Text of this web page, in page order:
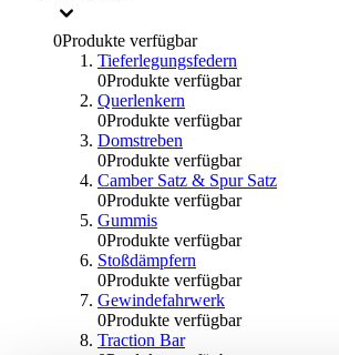
0Produkte verfügbar
Tieferlegungsfedern
0Produkte verfügbar
Querlenkern
0Produkte verfügbar
Domstreben
0Produkte verfügbar
Camber Satz & Spur Satz
0Produkte verfügbar
Gummis
0Produkte verfügbar
Stoßdämpfern
0Produkte verfügbar
Gewindefahrwerk
0Produkte verfügbar
Traction Bar